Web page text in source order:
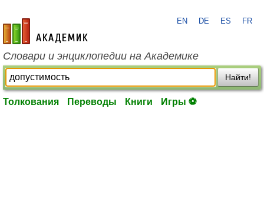
academic.ru
EN DE ES FR
Словари и энциклопедии на Академике
Найти!
Толкования Переводы Книги Игры ⚽